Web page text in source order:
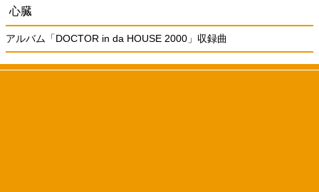
心臓
アルバム「DOCTOR in da HOUSE 2000」収録曲